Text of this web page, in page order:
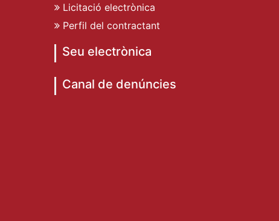
Licitació electrònica
Perfil del contractant
Seu electrònica
Canal de denúncies
Dénia
de Dénia